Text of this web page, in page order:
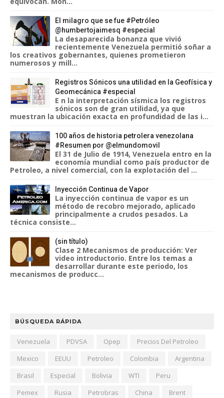
El milagro que se fue #Petróleo
@humbertojaimesq #especial
La desaparecida bonanza que vivió
recientemente Venezuela permitió soñar a
los creativos gobernantes, quienes prometieron
numerosos y mill...
Registros Sónicos una utilidad en la Geofísica y
Geomecánica #especial
E n la interpretación sísmica los registros
sónicos son de gran utilidad, ya que
muestran la ubicación exacta en profundidad de las i...
100 años de historia petrolera venezolana
#Resumen por @elmundomovil
El 31 de Julio de 1914, Venezuela entro en la
economía mundial como país productor de
Petroleo, a nivel comercial, con la explotación del ...
Inyección Continua de Vapor
La inyección continua de vapor es un
método de recobro mejorado, aplicado
principalmente a crudos pesados. La
técnica consiste...
(sin título)
Clase 2 Mecanismos de producción: Ver
video introductorio. Entre los temas a
desarrollar durante este periodo, los
mecanismos de producc...
BÚSQUEDA RÁPIDA
Venezuela PDVSA Opep
Precios Del Petroleo
Mexico
EEUU Petroleo Colombia
Argentina
Brasil
Especial Bolivia WTI
Peru
Pemex
Rusia Petrobras China
Brent